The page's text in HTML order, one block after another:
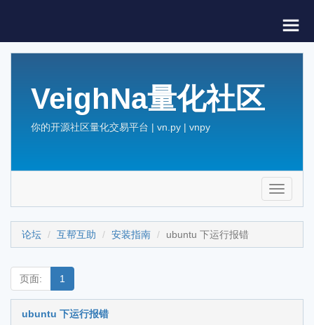
VeighNa量化社区
你的开源社区量化交易平台 | vn.py | vnpy
Toggle
论坛 互帮互助 安装指南 ubuntu 下运行报错
页面: 1
ubuntu 下运行报错